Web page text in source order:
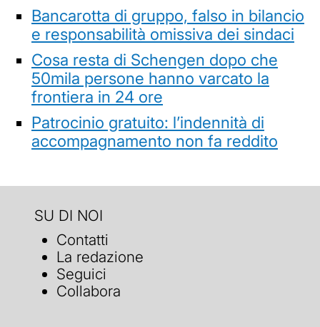
Bancarotta di gruppo, falso in bilancio
e responsabilità omissiva dei sindaci
Cosa resta di Schengen dopo che
50mila persone hanno varcato la
frontiera in 24 ore
Patrocinio gratuito: l’indennità di
accompagnamento non fa reddito
SU DI NOI
Contatti
La redazione
Seguici
Collabora